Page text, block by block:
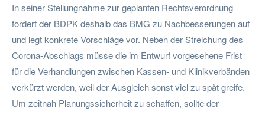
In seiner Stellungnahme zur geplanten Rechtsverordnung
fordert der BDPK deshalb das BMG zu Nachbesserungen auf
und legt konkrete Vorschläge vor. Neben der Streichung des
Corona-Abschlags müsse die im Entwurf vorgesehene Frist
für die Verhandlungen zwischen Kassen- und Klinikverbänden
verkürzt werden, weil der Ausgleich sonst viel zu spät greife.
Um zeitnah Planungssicherheit zu schaffen, sollte der